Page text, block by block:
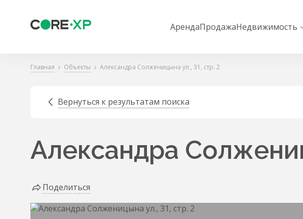
АрендаПродажаНедвижимость
Главная Объекты Александра Солженицына ул., 31, стр. 2
Вернуться к результатам поиска
Александра
Поделиться